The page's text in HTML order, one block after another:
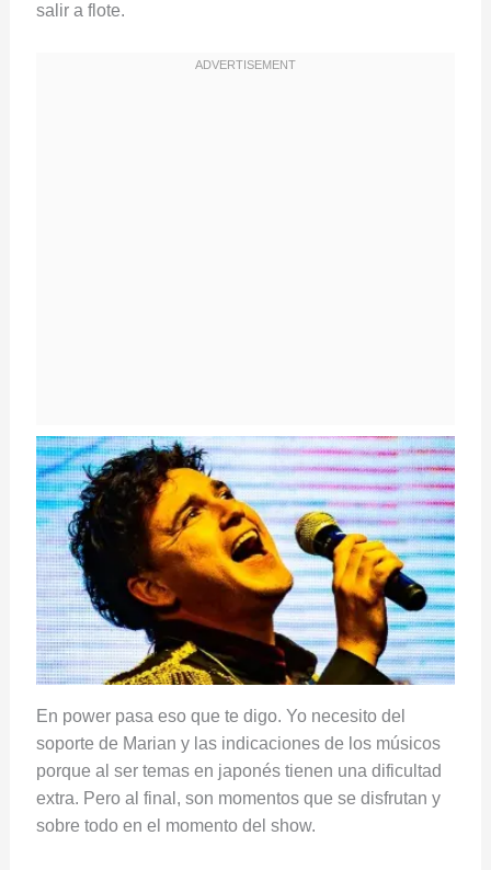
salir a flote.
En power pasa eso que te digo. Yo necesito del
soporte de Marian y las indicaciones de los músicos
porque al ser temas en japonés tienen una dificultad
extra. Pero al final, son momentos que se disfrutan y
sobre todo en el momento del show.